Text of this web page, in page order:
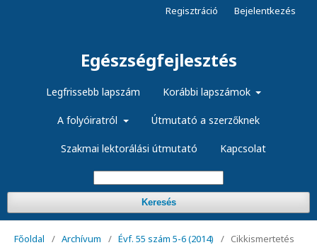
Egészségfejlesztés
Legfrissebb lapszám Korábbi lapszámok
A folyóiratról Útmutató a szerzőknek
Szakmai lektorálási útmutató Kapcsolat
Keresés
Regisztráció Bejelentkezés
Főoldal / Archívum / Évf. 55 szám 5-6 (2014) / Cikkismertetés